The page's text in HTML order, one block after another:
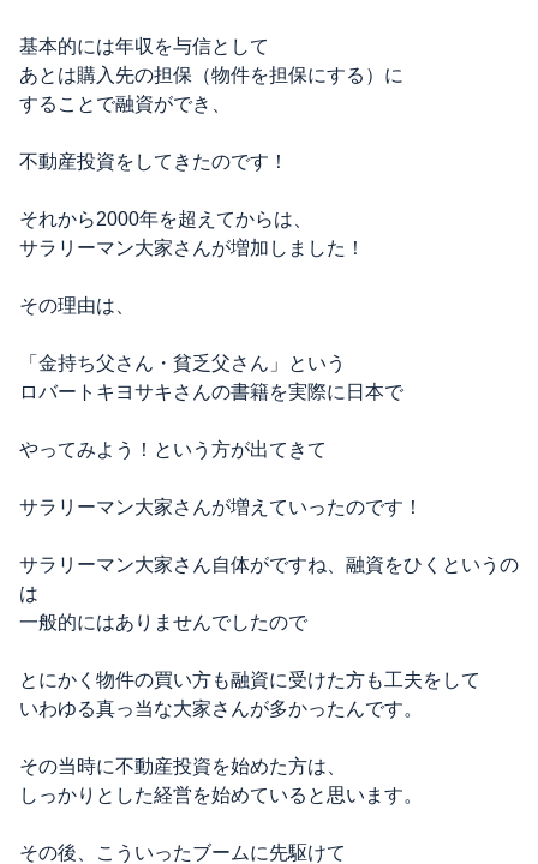
基本的には年収を与信として
あとは購入先の担保（物件を担保にする）に
することで融資ができ、
不動産投資をしてきたのです！
それから2000年を超えてからは、
サラリーマン大家さんが増加しました！
その理由は、
「金持ち父さん・貧乏父さん」という
ロバートキヨサキさんの書籍を実際に日本で
やってみよう！という方が出てきて
サラリーマン大家さんが増えていったのです！
サラリーマン大家さん自体がですね、融資をひくというの
は
一般的にはありませんでしたので
とにかく物件の買い方も融資に受けた方も工夫をして
いわゆる真っ当な大家さんが多かったんです。
その当時に不動産投資を始めた方は、
しっかりとした経営を始めていると思います。
その後、こういったブームに先駆けて